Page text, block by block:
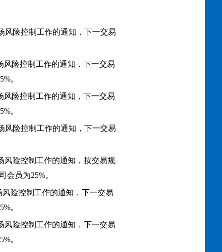
风险控制工作的通知，下一交易
风险控制工作的通知，下一交易
。
风险控制工作的通知，下一交易
。
风险控制工作的通知，下一交易
风险控制工作的通知，按交易规
会员为25%。
险控制工作的通知，下一交易
。
风险控制工作的通知，下一交易
。